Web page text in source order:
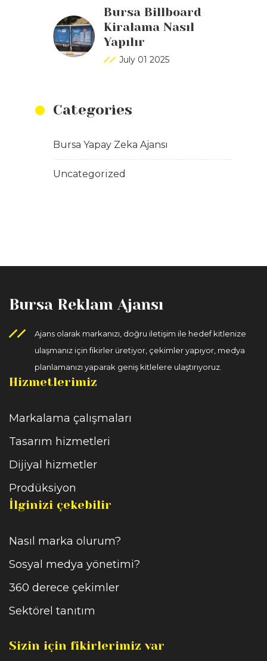
Bursa Billboard
Kiralama Nasıl
Yapılır
July 01 2025
Categories
Bursa Yapay Zeka Ajansı
Uncategorized
Bursa Reklam Ajansı
Ajans olarak markanızı, doğru iletişim ile hedef kitlenize
ulaşmanız için fikirler üretiyor, çekimler yapıyor, medya
planlamanızı yaparak geniş kitlelere ulaştırıyoruz.
Hizmetlerimiz
Markalama çalışmaları
Tasarım hizmetleri
Dijiyal hizmetler
Prodüksiyon
İlginizi çekebilir
Nasıl marka olurum?
Sosyal medya yönetimi?
360 derece çekimler
Sektörel tanıtım
Sizin için fikirlerimiz var